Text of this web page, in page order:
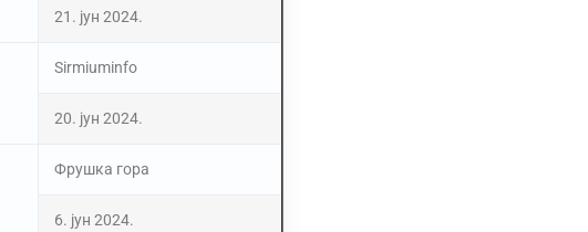
21. јун 2024.
Sirmiuminfo
20. јун 2024.
Фрушка гора
6. јун 2024.